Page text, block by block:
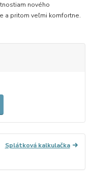
nového
a pritom veľmi komfortne.
Splátková kalkulačka